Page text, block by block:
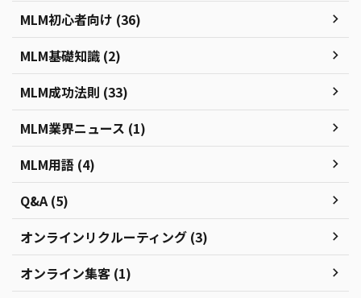
MLM初心者向け (36)
MLM基礎知識 (2)
MLM成功法則 (33)
MLM業界ニュース (1)
MLM用語 (4)
Q&A (5)
オンラインリクルーティング (3)
オンライン集客 (1)